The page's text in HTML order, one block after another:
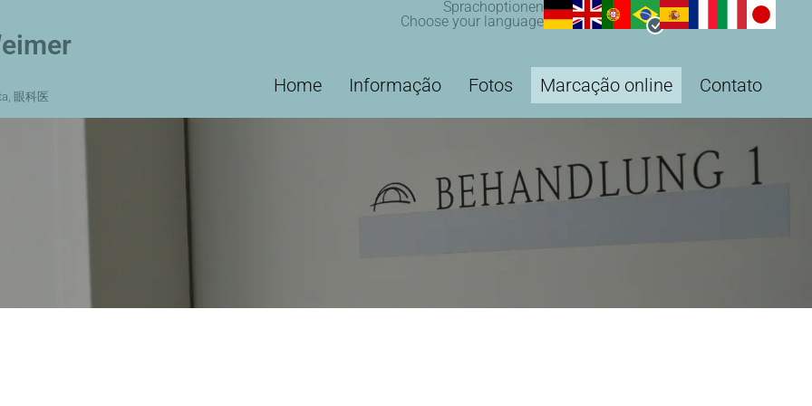
眼科医
Sprachoptionen
Choose your language
navigation
Home Informação Fotos Marcação online Contato